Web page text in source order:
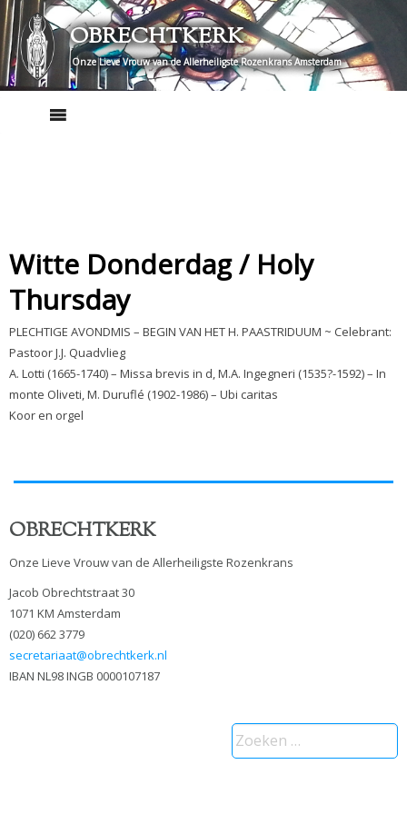
Skip
to
content
OBRECHTKERK
Onze Lieve Vrouw van de Allerheiligste Rozenkrans Amsterdam
Witte Donderdag / Holy
Thursday
PLECHTIGE AVONDMIS – BEGIN VAN HET H. PAASTRIDUUM ~ Celebrant:
Pastoor J.J. Quadvlieg
A. Lotti (1665-1740) – Missa brevis in d, M.A. Ingegneri (1535?-1592) – In
monte Oliveti, M. Duruflé (1902-1986) – Ubi caritas
Koor en orgel
OBRECHTKERK
Onze Lieve Vrouw van de Allerheiligste Rozenkrans
Jacob Obrechtstraat 30
1071 KM Amsterdam
(020) 662 3779
secretariaat@obrechtkerk.nl
IBAN NL98 INGB 0000107187
Zoeken
naar: